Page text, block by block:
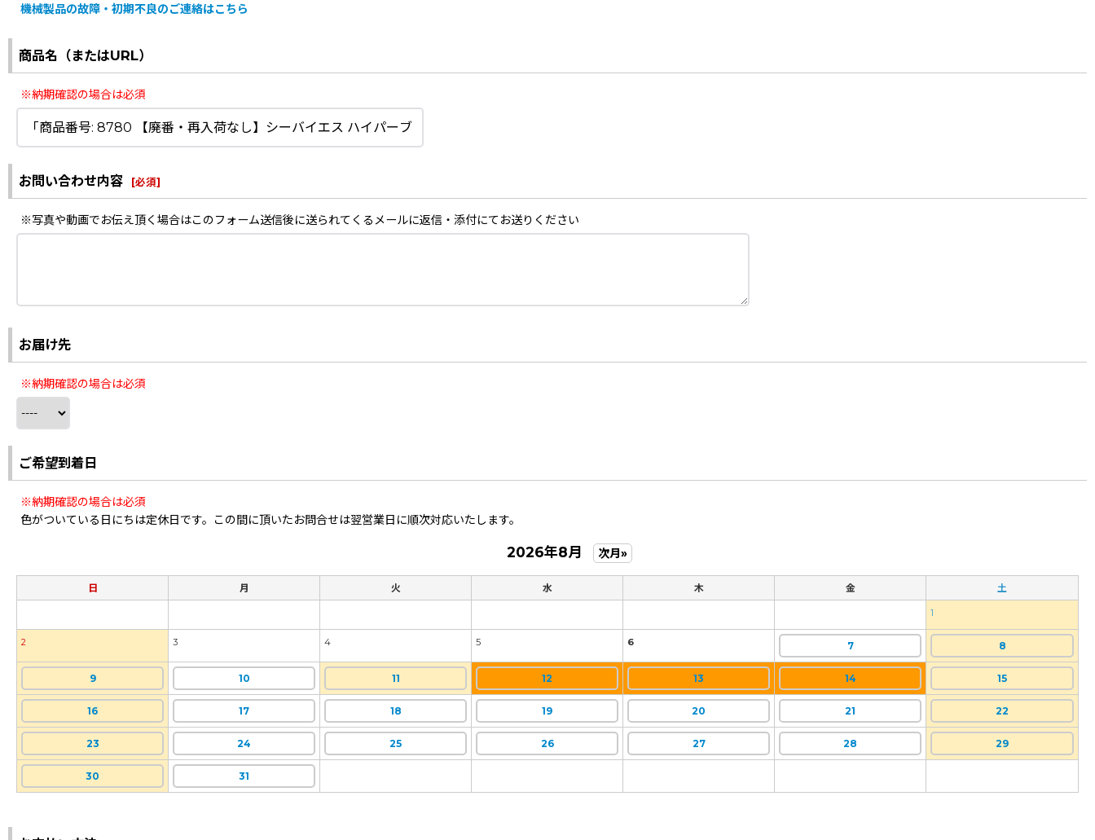
機械製品の故障・初期不良のご連絡はこちら
商品名（またはURL）
※納期確認の場合は必須
お問い合わせ内容 [必須]
※写真や動画でお伝え頂く場合はこのフォーム送信後に送られてくるメールに返信・添付にてお送りください
お届け先
※納期確認の場合は必須
ご希望到着日
※納期確認の場合は必須
色がついている日にちは定休日です。この間に頂いたお問合せは翌営業日に順次対応いたします。
2026年8月 次月»
日 月 火 水 木 金 土
1
2 3 4 5 6 7 8
9 10 11 12 13 14 15
16 17 18 19 20 21 22
23 24 25 26 27 28 29
30 31